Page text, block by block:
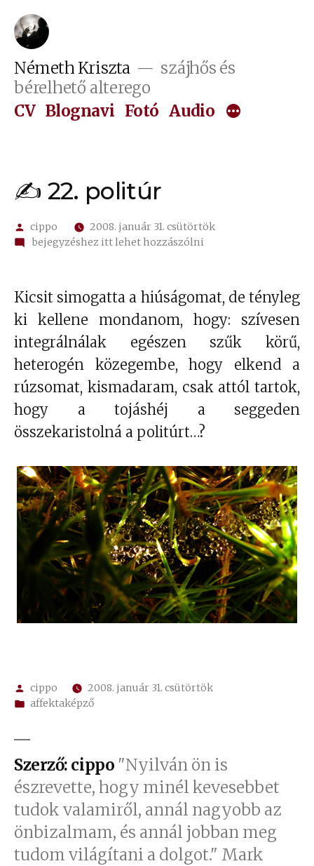
Tartalomhoz
Németh Kriszta
szájhős és
bérelhető alterego
CV Blognavi Fotó Audio
✍ 22. politúr
Szerző:
cippo
2008. január 31. csütörtök
on
politúr
bejegyzéshez itt lehet hozzászólni
Kicsit simogatta a hiúságomat, de tényleg
ki kellene mondanom, hogy: szívesen
integrálnálak egészen szűk körű,
heterogén közegembe, hogy elkend a
rúzsomat, kismadaram, csak attól tartok,
hogy a tojáshéj a seggeden
összekaristolná a politúrt…?
Szerző:
cippo
2008. január 31. csütörtök
Kategória:
affektaképző
Szerző: cippo "Nyilván ön is
észrevette, hogy minél kevesebbet
tudok valamiről, annál nagyobb az
önbizalmam, és annál jobban meg
tudom világítani a dolgot." Mark